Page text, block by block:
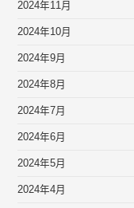
2024年11月
2024年10月
2024年9月
2024年8月
2024年7月
2024年6月
2024年5月
2024年4月